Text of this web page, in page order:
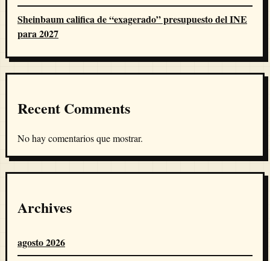
Sheinbaum califica de “exagerado” presupuesto del INE
para 2027
Recent Comments
No hay comentarios que mostrar.
Archives
agosto 2026